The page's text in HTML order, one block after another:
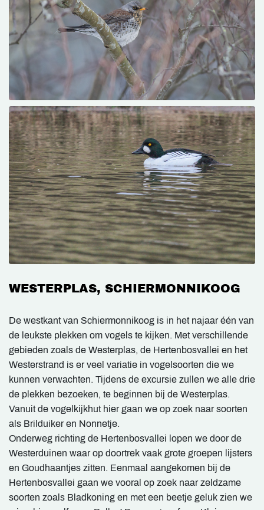
WESTERPLAS, SCHIERMONNIKOOG
De westkant van Schiermonnikoog is in het najaar één van
de leukste plekken om vogels te kijken. Met verschillende
gebieden zoals de Westerplas, de Hertenbosvallei en het
Westerstrand is er veel variatie in vogelsoorten die we
kunnen verwachten. Tijdens de excursie zullen we alle drie
de plekken bezoeken, te beginnen bij de Westerplas.
Vanuit de vogelkijkhut hier gaan we op zoek naar soorten
als Brilduiker en Nonnetje.
Onderweg richting de Hertenbosvallei lopen we door de
Westerduinen waar op doortrek vaak grote groepen lijsters
en Goudhaantjes zitten. Eenmaal aangekomen bij de
Hertenbosvallei gaan we vooral op zoek naar zeldzame
soorten zoals Bladkoning en met een beetje geluk zien we